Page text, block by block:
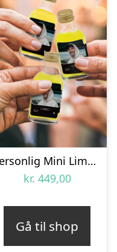
Personlig Mini Limoncello – 20 stk.
kr. 449,00
Gå til shop